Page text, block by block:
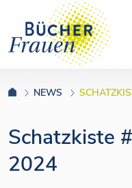
NEWS
Schatzkiste
2024